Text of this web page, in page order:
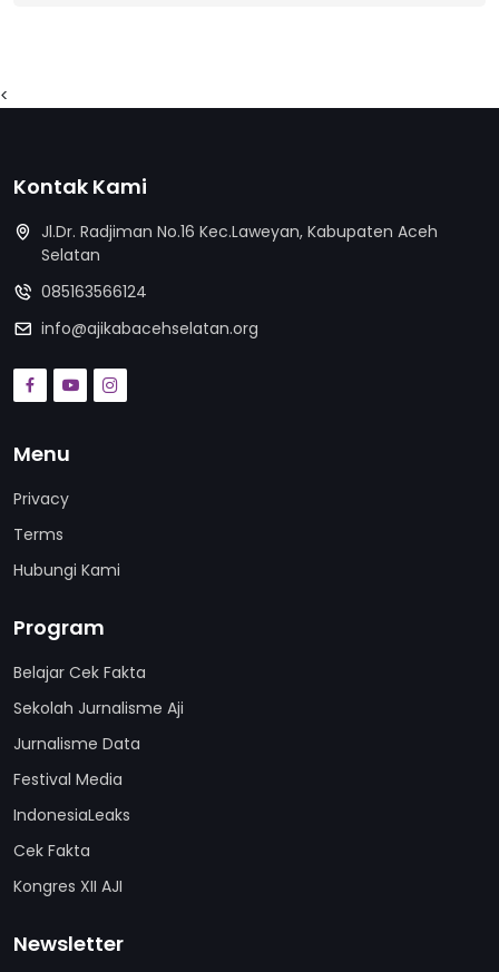
<
Kontak Kami
Jl.Dr. Radjiman No.16 Kec.Laweyan, Kabupaten Aceh
Selatan
085163566124
info@ajikabacehselatan.org
Menu
Privacy
Terms
Hubungi Kami
Program
Belajar Cek Fakta
Sekolah Jurnalisme Aji
Jurnalisme Data
Festival Media
IndonesiaLeaks
Cek Fakta
Kongres XII AJI
Newsletter